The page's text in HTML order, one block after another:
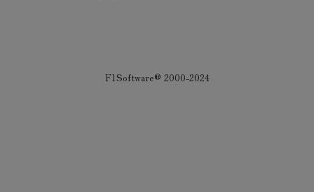
F1Software® 2000-2024